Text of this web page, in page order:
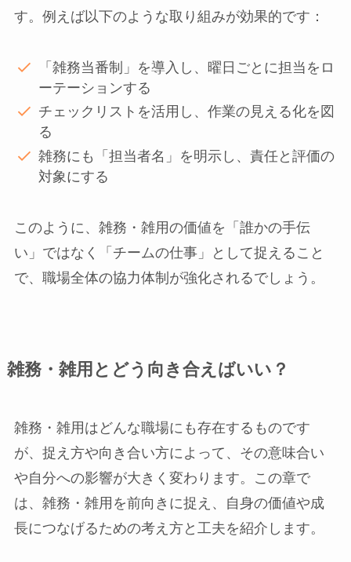
す。例えば以下のような取り組みが効果的です：
「雑務当番制」を導入し、曜日ごとに担当をロ
ーテーションする
チェックリストを活用し、作業の見える化を図
る
雑務にも「担当者名」を明示し、責任と評価の
対象にする
このように、雑務・雑用の価値を「誰かの手伝
い」ではなく「チームの仕事」として捉えること
で、職場全体の協力体制が強化されるでしょう。
雑務・雑用とどう向き合えばいい？
雑務・雑用はどんな職場にも存在するものです
が、捉え方や向き合い方によって、その意味合い
や自分への影響が大きく変わります。この章で
は、雑務・雑用を前向きに捉え、自身の価値や成
長につなげるための考え方と工夫を紹介します。